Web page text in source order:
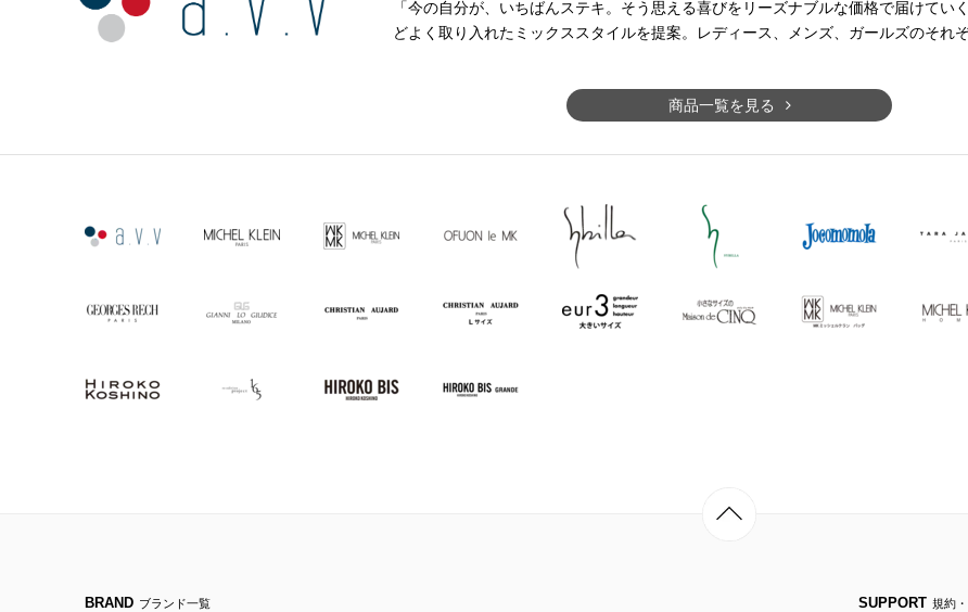
「今の自分が、いちばんステキ。そう思える喜びをリーズナブルな価格で届けて
どよく取り入れたミックススタイルを提案。レディース、メンズ、ガールズのそれ
商品一覧を見る
BRAND ブランド一覧 SUPPORT 規約